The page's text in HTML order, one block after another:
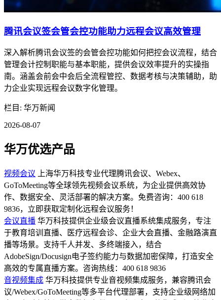
腾讯会议签会管会控功能助力远程会议高效管理
深入解析腾讯会议签的会管会控功能如何把控会议流程，结合
管理会计控制职能与基本职能，提供会议效率提升的实操指
南。涵盖会前会中会后全流程管控、数据考核与决策辅助，助
力企业实现远程会议数字化管理。
栏目: 华万新闻
2026-08-07
华万优选产品
视频会议
上海华万科技专业代理腾讯会议、Webex、
GoToMeeting等全球领先视频会议系统，为企业提供高效协
作、数据安全、灵活部署的解决方案。免费咨询：400 618
9836，立即获取定制化远程会议服务！
会议直播 华万科技提供企业级会议直播系统集成服务，专注
于教育培训直播、医疗远程会诊、企业大会直播、金融路演直
播等场景。支持千人并发、多终端接入，结合
AdobeSign/Docusign电子签约能力与数据加密保障，打造安全
高效的专属直播方案。咨询热线：400 618 9836
音视频集成 华万科技提供专业音视频集成服务，兼容腾讯会
议/Webex/GoToMeeting等多平台代理部署，支持企业级网络加